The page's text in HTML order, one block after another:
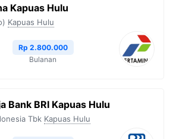
Kapuas Hulu
Kapuas Hulu
Rp 2.800.000
Bulanan
Bank BRI Kapuas Hulu
Tbk Kapuas Hulu